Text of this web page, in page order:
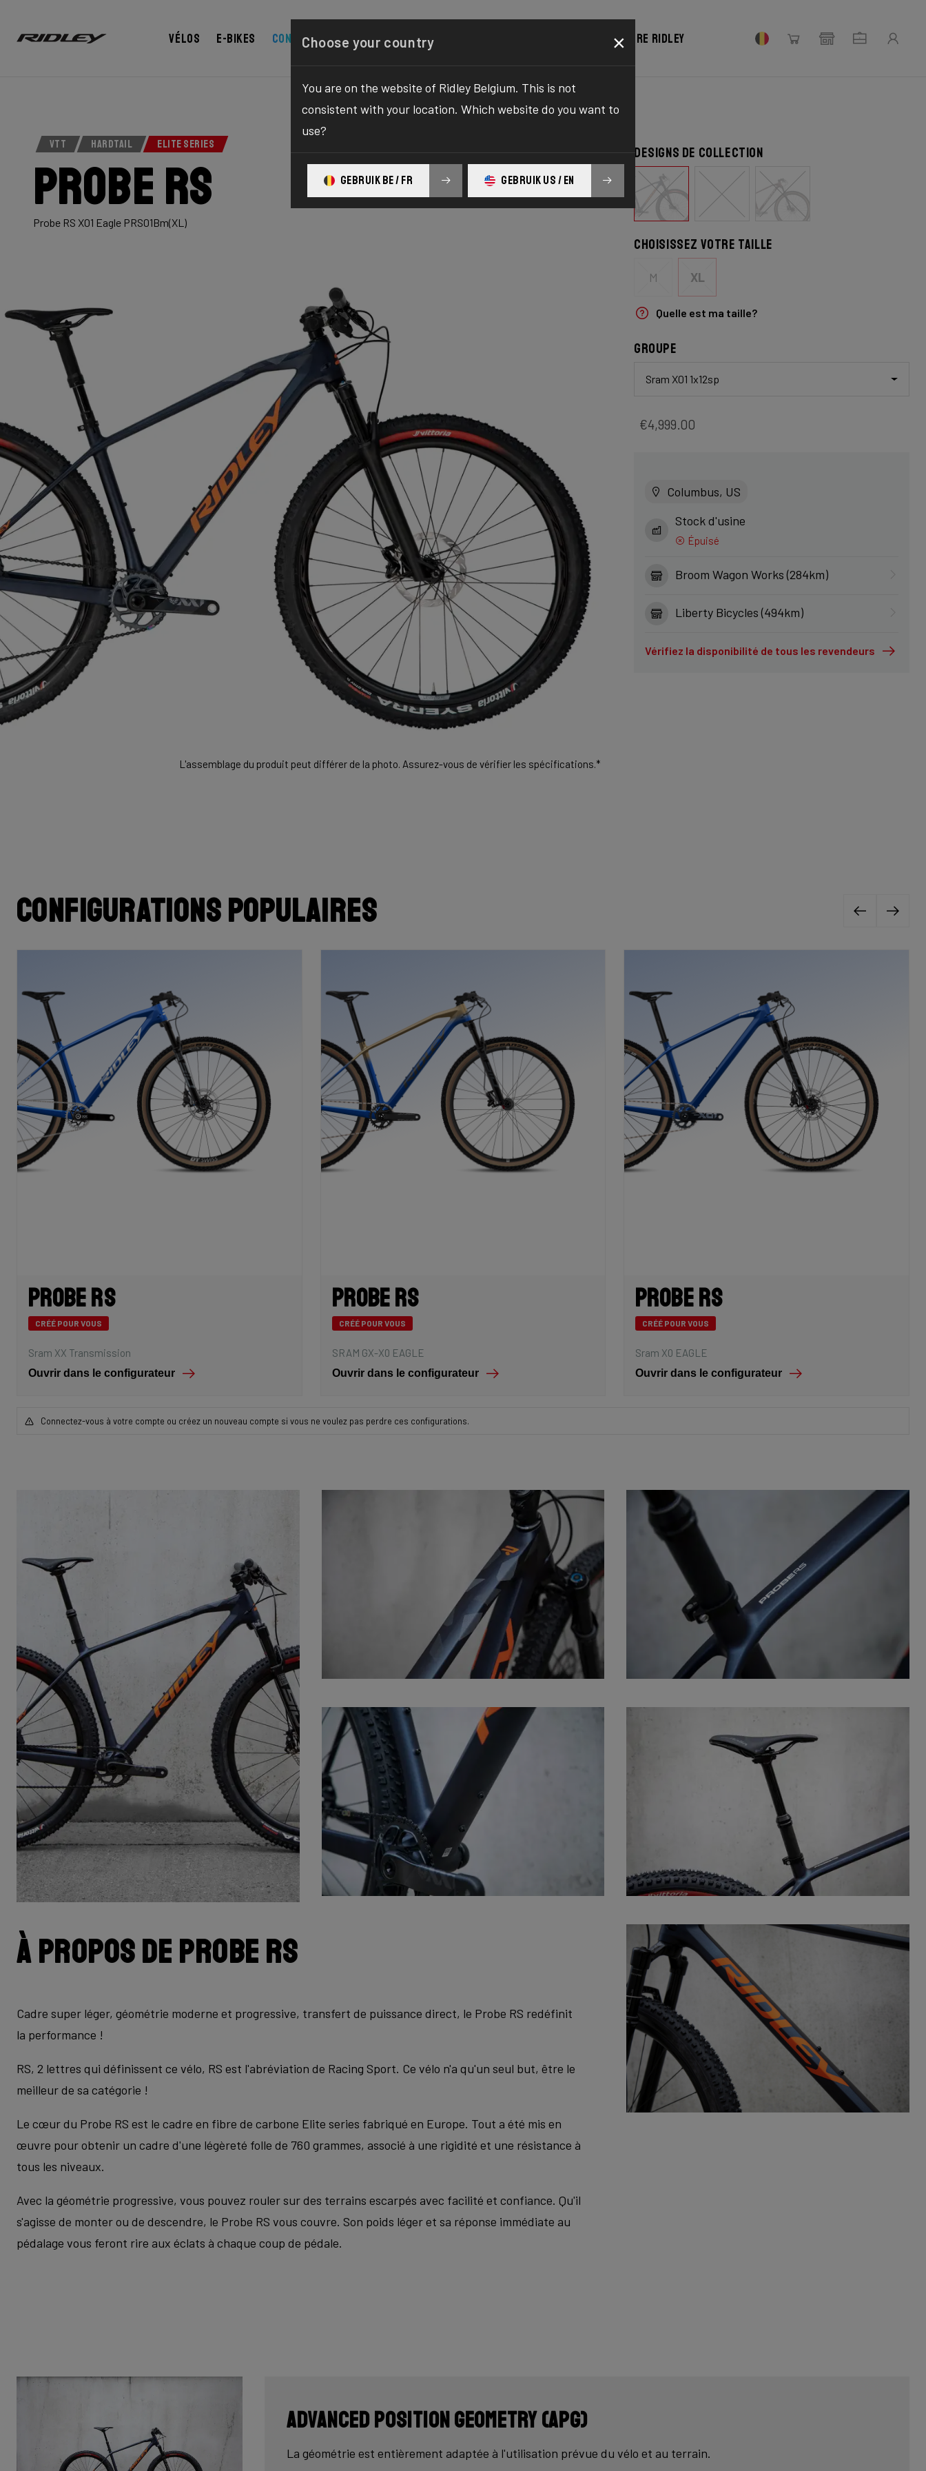
Vélos E-bikes Configurator Boutique À propos Enregistrez votre Ridley
VTT HARDTAIL ELITE SERIES
Probe RS
Probe RS X01 Eagle PRS01Bm(XL)
L'assemblage du produit peut différer de la photo. Assurez-vous de vérifier les spécifications.*
Designs de collection
Choisissez votre taille
M XL
Quelle est ma taille?
Groupe
Sram X01 1x12sp
€4,999.00
Columbus, US
Stock d'usine
Épuisé
Broom Wagon Works (284km)
Liberty Bicycles (494km)
Vérifiez la disponibilité de tous les revendeurs
Configurations populaires
Probe RS
CRÉÉ POUR VOUS
Sram XX Transmission
Ouvrir dans le configurateur
Probe RS
CRÉÉ POUR VOUS
SRAM GX-X0 EAGLE
Ouvrir dans le configurateur
Probe RS
CRÉÉ POUR VOUS
Sram X0 EAGLE
Ouvrir dans le configurateur
Connectez-vous à votre compte ou créez un nouveau compte si vous ne voulez pas perdre ces configurations.
À propos de Probe RS
Cadre super léger, géométrie moderne et progressive, transfert de puissance direct, le Probe RS redéfinit
la performance !
RS, 2 lettres qui définissent ce vélo, RS est l'abréviation de Racing Sport. Ce vélo n'a qu'un seul but, être le
meilleur de sa catégorie !
Le cœur du Probe RS est le cadre en fibre de carbone Elite series fabriqué en Europe. Tout a été mis en
œuvre pour obtenir un cadre d'une légèreté folle de 760 grammes, associé à une rigidité et une résistance à
tous les niveaux.
Avec la géométrie progressive, vous pouvez rouler sur des terrains escarpés avec facilité et confiance. Qu'il
s'agisse de monter ou de descendre, le Probe RS vous couvre. Son poids léger et sa réponse immédiate au
pédalage vous feront rire aux éclats à chaque coup de pédale.
Advanced Position Geometry (APG)
La géométrie est entièrement adaptée à l'utilisation prévue du vélo et au terrain.
Choose your country ×
You are on the website of Ridley Belgium. This is not
consistent with your location. Which website do you want to
use?
GEBRUIK BE / FR GEBRUIK US / EN